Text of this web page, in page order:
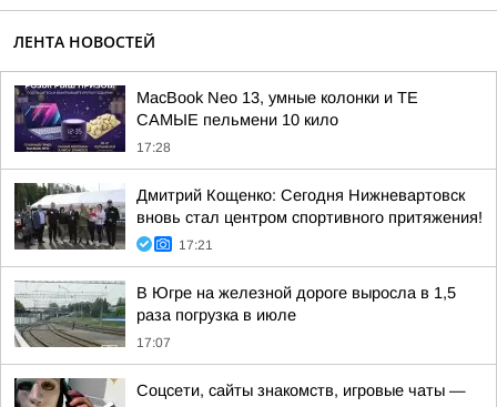
ЛЕНТА НОВОСТЕЙ
MacBook Neo 13, умные колонки и ТЕ
САМЫЕ пельмени 10 кило
17:28
Дмитрий Кощенко: Сегодня Нижневартовск
вновь стал центром спортивного притяжения!
17:21
В Югре на железной дороге выросла в 1,5
раза погрузка в июле
17:07
Соцсети, сайты знакомств, игровые чаты —